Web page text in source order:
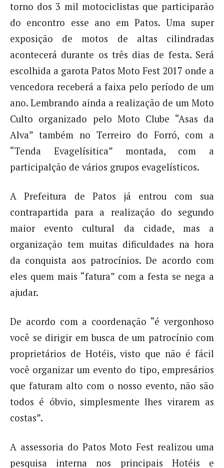
torno dos 3 mil motociclistas que participarão
do encontro esse ano em Patos. Uma super
exposição de motos de altas cilindradas
acontecerá durante os três dias de festa. Será
escolhida a garota Patos Moto Fest 2017 onde a
vencedora receberá a faixa pelo período de um
ano. Lembrando ainda a realização de um Moto
Culto organizado pelo Moto Clube “Asas da
Alva” também no Terreiro do Forró, com a
“Tenda Evagelísitica” montada, com a
participalção de vários grupos evagelísticos.
A Prefeitura de Patos já entrou com sua
contrapartida para a realização do segundo
maior evento cultural da cidade, mas a
organização tem muitas dificuldades na hora
da conquista aos patrocínios. De acordo com
eles quem mais “fatura” com a festa se nega a
ajudar.
De acordo com a coordenação “é vergonhoso
você se dirigir em busca de um patrocínio com
proprietários de Hotéis, visto que não é fácil
você organizar um evento do tipo, empresários
que faturam alto com o nosso evento, não são
todos é óbvio, simplesmente lhes virarem as
costas”.
A assessoria do Patos Moto Fest realizou uma
pesquisa interna nos principais Hotéis e